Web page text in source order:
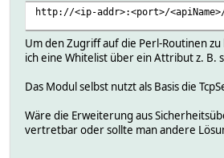
http://<ip-addr>:<port>/<apiName>/
Um den Zugriff auf die Perl-Routinen
ich eine Whitelist über ein Attribut z. B.
Das Modul selbst nutzt als Basis die
Wäre die Erweiterung aus
vertretbar oder sollte man andere